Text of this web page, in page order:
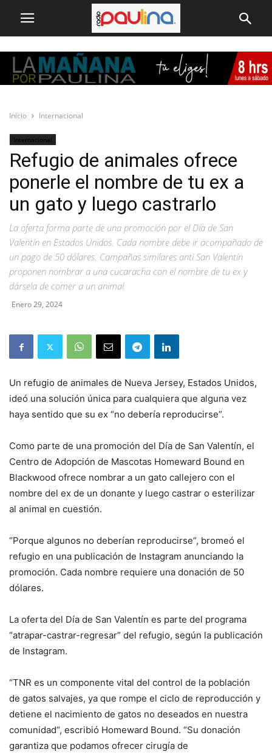
Inicio Internacional
Internacional
Refugio de animales ofrece
ponerle el nombre de tu ex a
un gato y luego castrarlo
La oferta forma parte de una promoción por el Día de San
Valentín en Estados Unidos. Cada nombre debe ir acompañado de
un pago de 50 dólares. Campañas similares anti San Valentín
proponen nombrar a una cucaracha con el nombre de tu ex y
dársela de comer a un animal.
Enero 29, 2024
Un refugio de animales de Nueva Jersey, Estados Unidos,
ideó una solución única para cualquiera que alguna vez
haya sentido que su ex “no debería reproducirse”.
Como parte de una promoción del Día de San Valentín, el
Centro de Adopción de Mascotas Homeward Bound en
Blackwood ofrece nombrar a un gato callejero con el
nombre del ex de un donante y luego castrar o esterilizar
al animal en cuestión.
“Porque algunos no deberían reproducirse“, bromeó el
refugio en una publicación de Instagram anunciando la
promoción. Cada nombre requiere una donación de 50
dólares.
La oferta del Día de San Valentín es parte del programa
“atrapar-castrar-regresar” del refugio, según la publicación
de Instagram.
“TNR es un componente vital del control de la población
de gatos salvajes, ya que rompe el ciclo de reproducción y
detiene el nacimiento de gatos no deseados en nuestra
comunidad“, escribió Homeward Bound. “Su donación
garantiza que podamos ofrecer cirugía de